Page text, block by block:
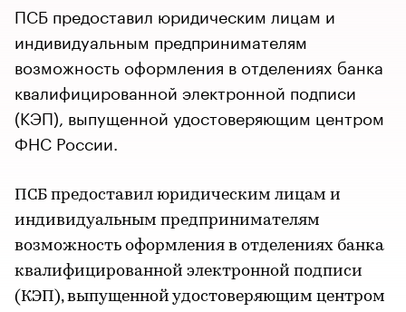
ПСБ предоставил юридическим лицам и
индивидуальным предпринимателям
возможность оформления в отделениях банка
квалифицированной электронной подписи
(КЭП), выпущенной удостоверяющим центром
ФНС России.
ПСБ предоставил юридическим лицам и
индивидуальным предпринимателям
возможность оформления в отделениях банка
квалифицированной электронной подписи
(КЭП), выпущенной удостоверяющим центром